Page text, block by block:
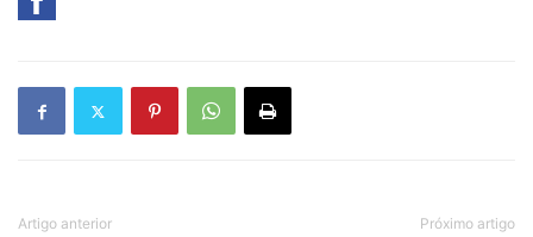
Artigo anterior Próximo artigo